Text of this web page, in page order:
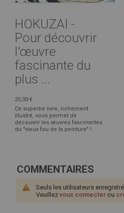
HOKUZAI -
Pour découvrir
l'œuvre
fascinante du
plus ...
25,00 €
Ce superbe livre, richement
illustré, vous permet de
découvrir les œuvres fascinantes
du "vieux fou de la peinture" !
COMMENTAIRES
Seuls les utilisateurs
Veuillez vous connecter ou